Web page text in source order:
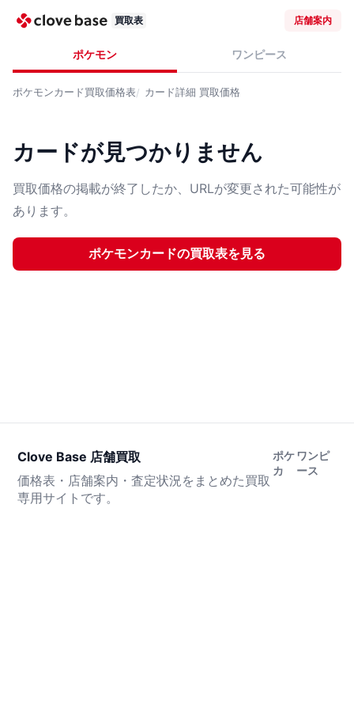
買取表 店舗案内
ポケモン ワンピース
ポケモンカード買取価格表 カード詳細 買取価格
カードが見つかりません
買取価格の掲載が終了したか、URLが変更された可能性が
あります。
ポケモンカードの買取表を見る
Clove Base 店舗買取
価格表・店舗案内・査定状況をまとめた買取
専用サイトです。
ポケ
カ
ワンピ
ース